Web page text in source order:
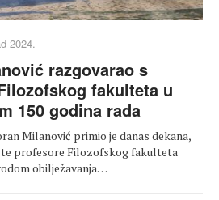
2024.
razgovarao s
fakulteta u
150 godina rada
Milanović primio je danas dekana,
profesore Filozofskog fakulteta
obilježavanja…